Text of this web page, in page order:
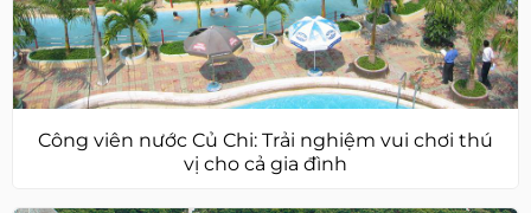
Công viên nước Củ Chi: Trải nghiệm vui chơi thú
vị cho cả gia đình